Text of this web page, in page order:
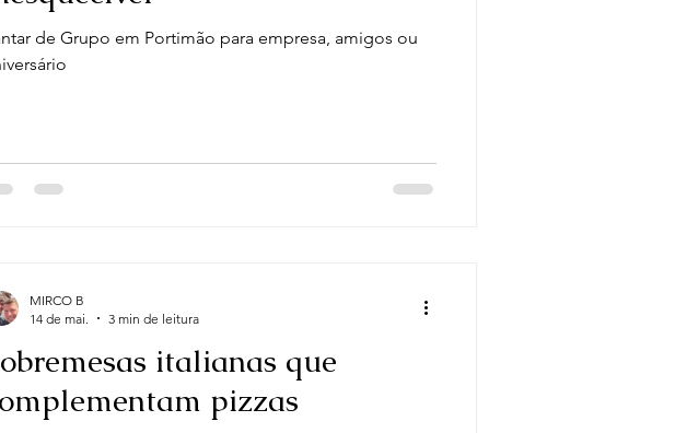
de Grupo em Portimão para empresa, amigos ou
italianas que
pizzas
MIRCO B
14 de mai.
3 min de leitura